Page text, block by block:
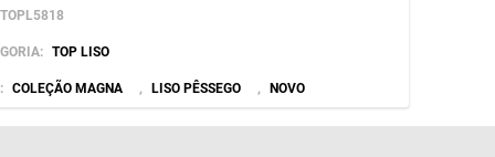
TOPL5818
TOP LISO
COLEÇÃO MAGNA , LISO PÊSSEGO , NOVO